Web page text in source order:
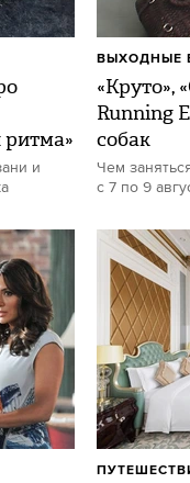
ритма»
и
«Круто»,
Running
собак
Чем
с 7 по 9
ВЫХОДНЫЕ